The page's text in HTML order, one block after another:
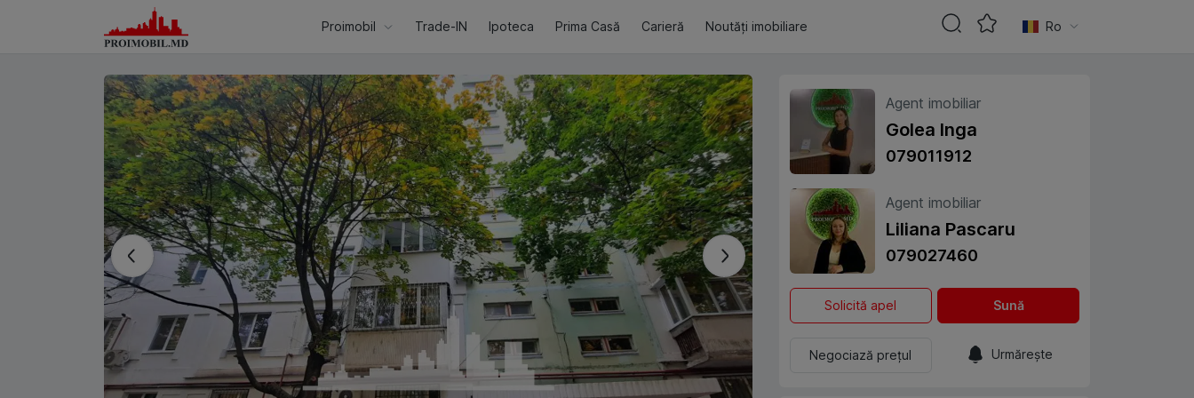
Agent imobiliar
Golea Inga
079011912
Agent imobiliar
Liliana Pascaru
079027460
Solicită apel Sună
Negociază prețul Urmărește
Proimobil Trade-IN Ipoteca Prima Casă Carieră Noutăți imobiliare Ro